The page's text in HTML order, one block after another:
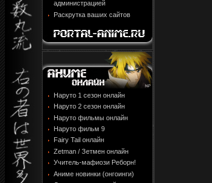
администрацией
Раскрутка ваших сайтов
Наруто 1 сезон онлайн
Наруто 2 сезон онлайн
Наруто фильмы онлайн
Наруто фильм 9
Fairy Tail онлайн
Zetman / Зетмен онлайн
Учитель-мафиози Реборн!
Аниме новинки (онгоинги)